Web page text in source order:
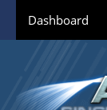
Dashboard